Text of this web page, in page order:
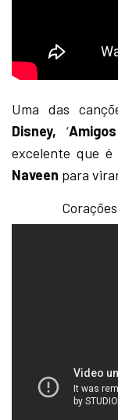
Uma das
Disney, ‘
excelente que
Naveen para